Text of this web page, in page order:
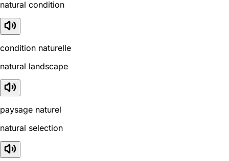
natural condition
condition naturelle
natural landscape
paysage naturel
natural selection